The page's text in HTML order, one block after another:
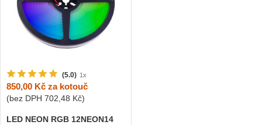
(5.0) 1x
850,00 Kč za kotouč
(bez DPH 702,48 Kč)
LED NEON RGB 12NEON14